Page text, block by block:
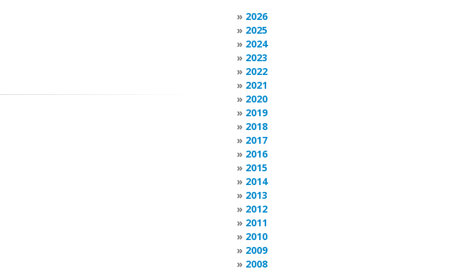
2026
2025
2024
2023
2022
2021
2020
2019
2018
2017
2016
2015
2014
2013
2012
2011
2010
2009
2008